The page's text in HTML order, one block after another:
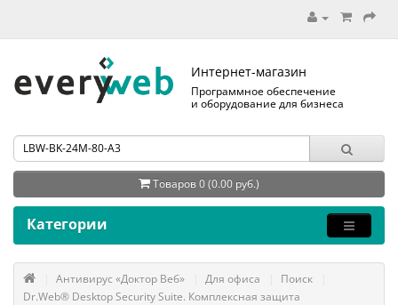
Интернет-магазин
Программное обеспечение
и оборудование для бизнеса
Товаров 0 (0.00 руб.)
Категории
Антивирус «Доктор Веб» Для офиса
Поиск
Dr.Web® Desktop Security Suite. Комплексная защита